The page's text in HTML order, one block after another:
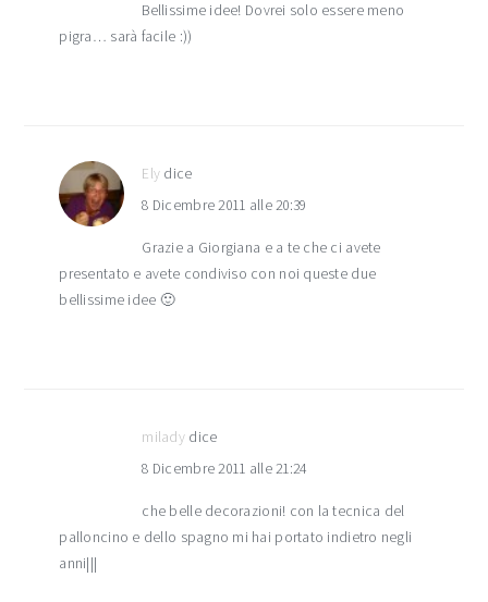
Bellissime idee! Dovrei solo essere meno
pigra… sarà facile :))
Ely dice
8 Dicembre 2011 alle 20:39
Grazie a Giorgiana e a te che ci avete
presentato e avete condiviso con noi queste due
bellissime idee 🙂
milady dice
8 Dicembre 2011 alle 21:24
che belle decorazioni! con la tecnica del
palloncino e dello spagno mi hai portato indietro negli
anni|||